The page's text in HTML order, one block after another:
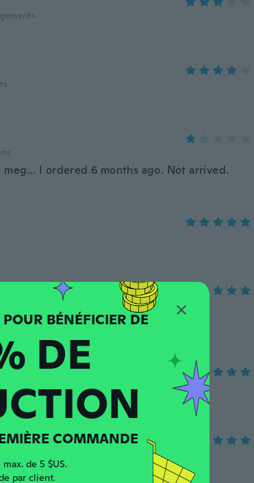
I ordered 6 months ago. Not arrived.
DE
COMMANDE
max. de 5 $US.
par client.